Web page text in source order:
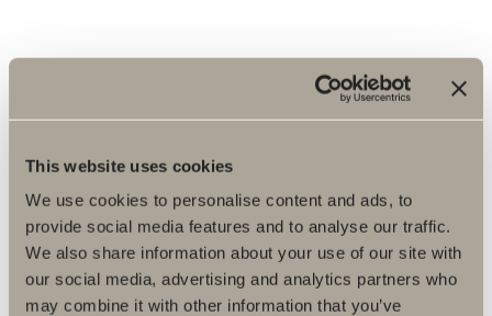
This website uses cookies
We use cookies to personalise content and ads, to
provide social media features and to analyse our traffic.
We also share information about your use of our site with
our social media, advertising and analytics partners who
may combine it with other information that you’ve
Jag har köpt en vit stomme till tvätt och tork i
svart ek. Hur gör jag då?
Kan jag köpa produkter direkt på hemsidan?
Onlineförsäljning av reservdelar och outlet-
artiklar